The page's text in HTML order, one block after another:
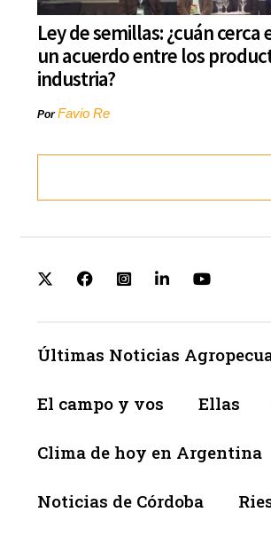
Ley de semillas: ¿cuán
un acuerdo entre los
industria?
PorFavio Re
Últimas Noticias
El campo y vos Ellas
Clima de hoy en Argentina
Noticias de Córdoba